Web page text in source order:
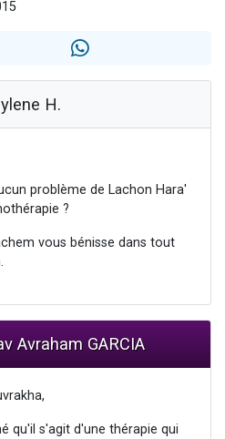
places pour étudier en groupe sur Zoom
donner son Maasser
H.
problème de Lachon Hara'
?
vous bénisse dans tout
Avraham GARCIA
qu'il s'agit d'une thérapie qui